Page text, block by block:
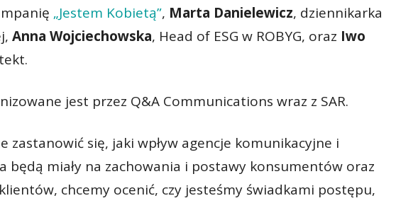
„Jestem Kobietą”, Marta Danielewicz, dziennikarka
Anna Wojciechowska, Head of ESG w ROBYG, oraz Iwo
jest przez Q&A Communications wraz z SAR.
zastanowić się, jaki wpływ agencje komunikacyjne i
będą miały na zachowania i postawy konsumentów oraz
chcemy ocenić, czy jesteśmy świadkami postępu,